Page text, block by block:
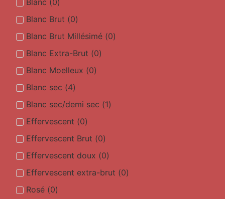
Blanc (0)
Blanc Brut (0)
Blanc Brut Millésimé (0)
Blanc Extra-Brut (0)
Blanc Moelleux (0)
Blanc sec (4)
Blanc sec/demi sec (1)
Effervescent (0)
Effervescent Brut (0)
Effervescent doux (0)
Effervescent extra-brut (0)
Rosé (0)